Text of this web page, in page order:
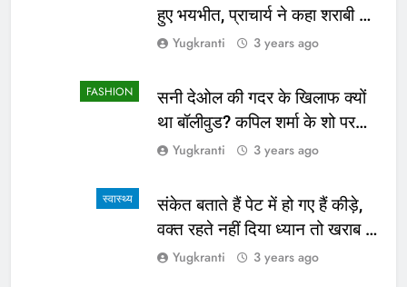
हुए भयभीत, प्राचार्य ने कहा शराबी ने
उड़ाई अफवाह
Yugkranti 3 years ago
FASHION
सनी देओल की गदर के खिलाफ क्यों
था बॉलीवुड? कपिल शर्मा के शो पर
सामने आई सच्चाई
Yugkranti 3 years ago
स्वास्थ्य
संकेत बताते हैं पेट में हो गए हैं कीड़े,
वक्त रहते नहीं दिया ध्यान तो खराब हो
जाएगी हालत
Yugkranti 3 years ago